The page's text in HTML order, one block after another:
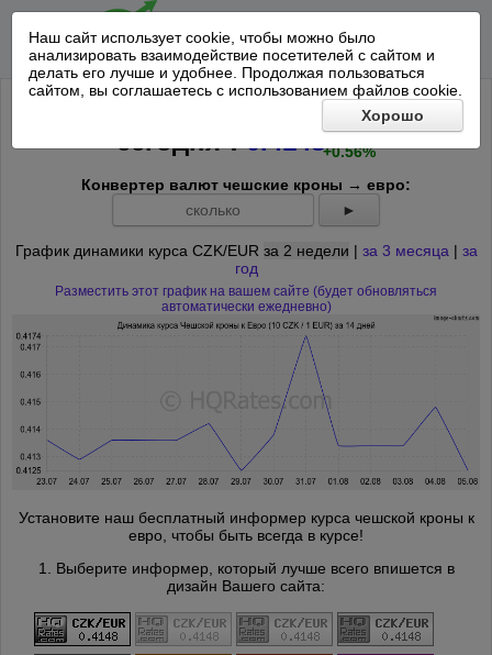
Наш сайт использует cookie, чтобы можно было
анализировать взаимодействие посетителей с сайтом и
делать его лучше и удобнее. Продолжая пользоваться
сайтом, вы соглашаетесь с использованием файлов cookie.
Хорошо
Курс 10 Чешских крон к Евро на
сегодня :0.4148 +0.0023
+0.56%
Конвертер валют чешские кроны → евро:
►
График динамики курса CZK/EUR за 2 недели | за 3 месяца | за
год
Разместить этот график на вашем сайте (будет обновляться
автоматически ежедневно)
Установите наш бесплатный информер курса чешской кроны к
евро, чтобы быть всегда в курсе!
1. Выберите информер, который лучше всего впишется в
дизайн Вашего сайта: